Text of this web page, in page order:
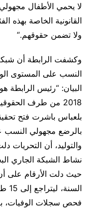
لا يحمي الأطفال
القانونية الخاصة بهذه
ولا تضمن حقوقهم“.
وكشفت الرابطة أن
النسب على المستوى
البيان: “رئيس الرابطة
2018 من طرف
بلعباس باشرت فتح
بالرضع مجهولي
والتوليد، أن
نشاط الشبكة الجاري
فحص سجلات الوفيات،